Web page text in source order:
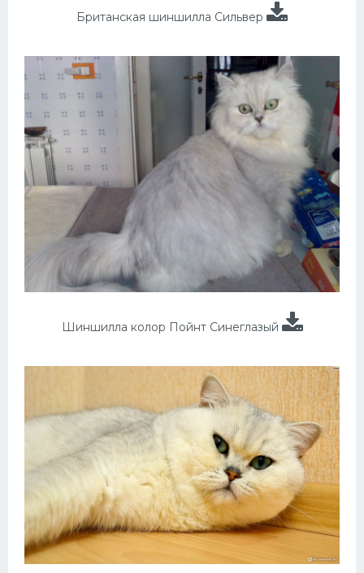
Британская шиншилла Сильвер
Шиншилла колор Пойнт Синеглазый